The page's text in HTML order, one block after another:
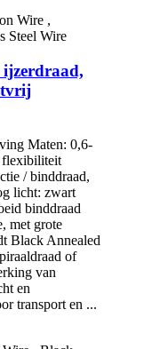
ijzerdraad,
Maten: 0,6-
flexibiliteit
/ binddraad,
licht: zwart
binddraad
met grote
Black Annealed
of
van
en
transport en ...